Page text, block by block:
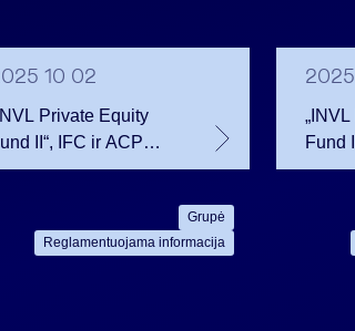
10 02
Private Equity
II“, IFC ir ACP
sveikatos
Fund
dėl
Grupė
Reglamentuojama informacija